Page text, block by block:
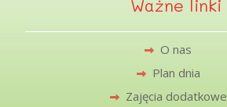
Ważne linki
O nas
Plan dnia
Zajęcia dodatkowe